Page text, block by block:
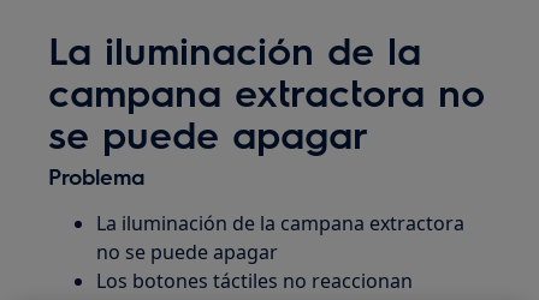
La iluminación de la
campana extractora no
se puede apagar
Problema
La iluminación de la campana extractora
no se puede apagar
Los botones táctiles no reaccionan